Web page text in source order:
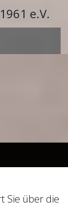
e.V.
Sie über die